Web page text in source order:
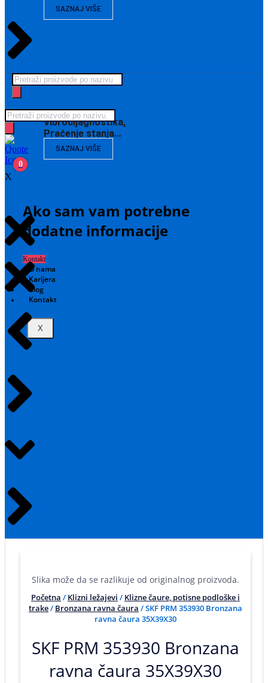
SAZNAJ VIŠE
Vibrodijagnostika,
Praćenje stanja…
SAZNAJ VIŠE
Ako sam vam potrebne
dodatne informacije
Kontakt
O nama
Karijera
Blog
Kontakt
X
Products
search
Products
search
0
X
Slika može da se razlikuje od originalnog proizvoda.
Početna / Klizni ležajevi / Klizne čaure, potisne podloške i
trake/ Bronzana ravna čaura / SKF PRM 353930 Bronzana
ravna čaura 35X39X30
SKF PRM 353930 Bronzana
ravna čaura 35X39X30